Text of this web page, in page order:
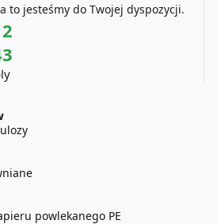
to jesteśmy do Twojej dyspozycji.
powlekanego PE